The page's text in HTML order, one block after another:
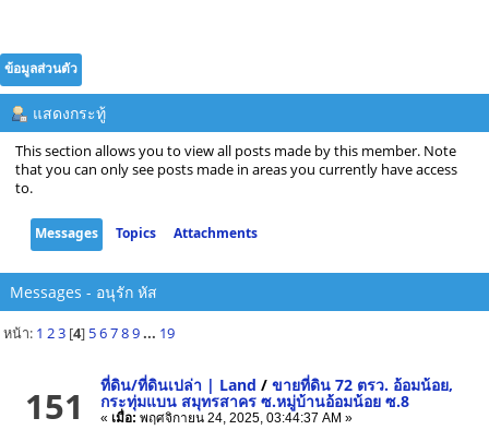
ข้อมูลส่วนตัว
แสดงกระทู้
This section allows you to view all posts made by this member. Note
that you can only see posts made in areas you currently have access
to.
Messages Topics Attachments
Messages - อนุรัก หัส
หน้า: 1 2 3[4] 5 6 7 8 9 ... 19
151 ที่ดิน/ที่ดินเปล่า | Land /ขายที่ดิน 72 ตรว. อ้อมน้อย,
กระทุ่มแบน สมุทรสาคร ซ.หมู่บ้านอ้อมน้อย ซ.8
« เมื่อ: พฤศจิกายน 24, 2025, 03:44:37 AM »